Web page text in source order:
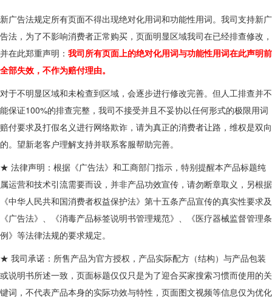
新广告法规定所有页面不得出现绝对化用词和功能性用词。我司支持新广
告法，为了不影响消费者正常购买，页面明显区域我司在已经排查修改，
并在此郑重声明： 我司所有页面上的绝对化用词与功能性用词在此声明前
全部失效，不作为赔付理由。
对于不明显区域和未检查到区域，会逐步进行修改完善。但人工排查并不
能保证100%的排查完整，我司不接受并且不妥协以任何形式的极限用词
赔付要求及打假名义进行网络欺诈，请为真正的消费者让路，维权是双向
的。望新老客户理解支持并联系客服帮助完善。
★ 法律声明：根据《广告法》和工商部门指示，特别提醒本产品标题纯
属运营和技术引流需要而设，并非产品功效宣传，请勿断章取义，另根据
《中华人民共和国消费者权益保护法》第十五条产品宣传的真实性要求及
《广告法》、《消毒产品标签说明书管理规范》、《医疗器械监督管理条
例》等法律法规的要求规定。
★ 我司承诺：所售产品为官方授权，产品实际配方（结构）与产品包装
或说明书所述一致，页面标题仅仅只是为了迎合买家搜索习惯而使用的关
键词，不代表产品本身的实际功效与特性，页面图文视频等信息仅为优化